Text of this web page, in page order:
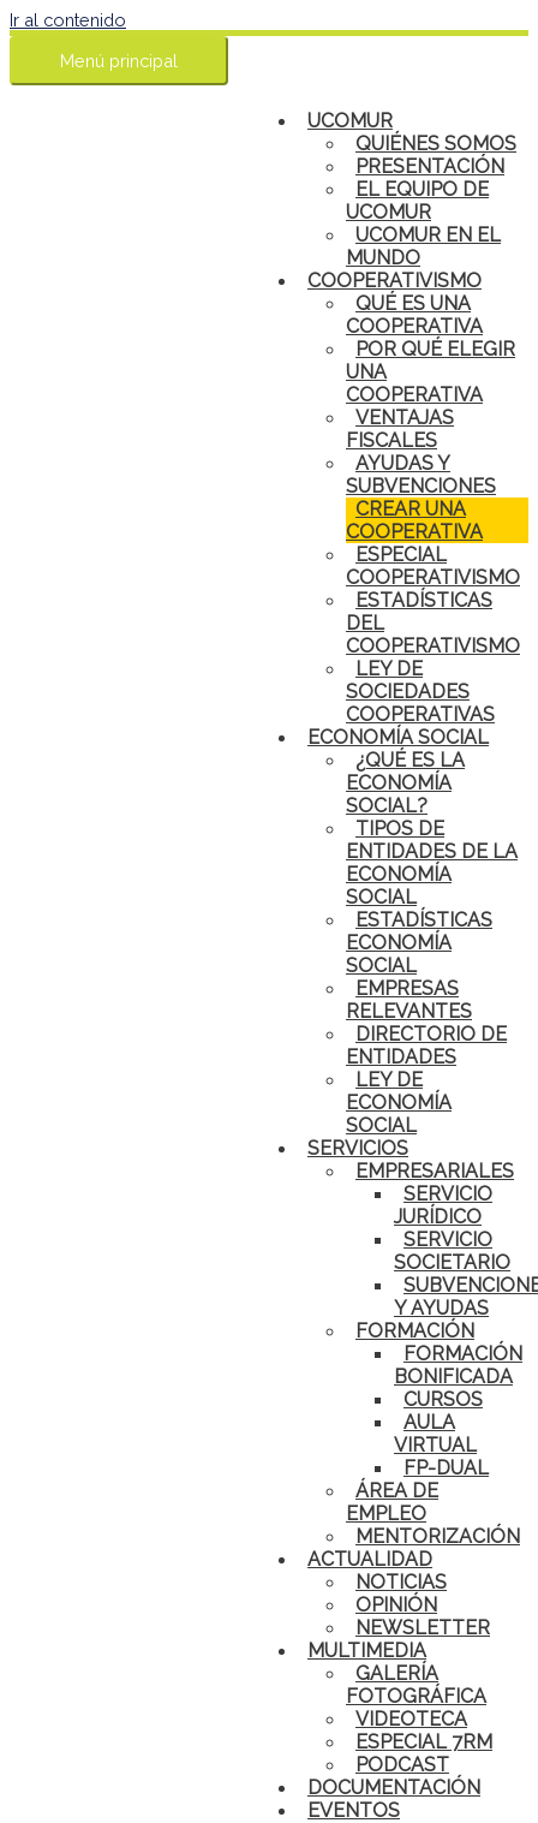
Ir al contenido
Menú principal
UCOMUR
QUIÉNES SOMOS
PRESENTACIÓN
EL EQUIPO DE
UCOMUR
UCOMUR EN EL
MUNDO
COOPERATIVISMO
QUÉ ES UNA
COOPERATIVA
POR QUÉ ELEGIR
UNA
COOPERATIVA
VENTAJAS
FISCALES
AYUDAS Y
SUBVENCIONES
CREAR UNA
COOPERATIVA
ESPECIAL
COOPERATIVISMO
ESTADÍSTICAS
DEL
COOPERATIVISMO
LEY DE
SOCIEDADES
COOPERATIVAS
ECONOMÍA SOCIAL
¿QUÉ ES LA
ECONOMÍA
SOCIAL?
TIPOS DE
ENTIDADES DE LA
ECONOMÍA
SOCIAL
ESTADÍSTICAS
ECONOMÍA
SOCIAL
EMPRESAS
RELEVANTES
DIRECTORIO DE
ENTIDADES
LEY DE
ECONOMÍA
SOCIAL
SERVICIOS
EMPRESARIALES
SERVICIO
JURÍDICO
SERVICIO
SOCIETARIO
Y AYUDAS
FORMACIÓN
FORMACIÓN
BONIFICADA
CURSOS
AULA
VIRTUAL
FP-DUAL
ÁREA DE
EMPLEO
MENTORIZACIÓN
ACTUALIDAD
NOTICIAS
OPINIÓN
NEWSLETTER
MULTIMEDIA
GALERÍA
FOTOGRÁFICA
VIDEOTECA
ESPECIAL 7RM
PODCAST
DOCUMENTACIÓN
EVENTOS